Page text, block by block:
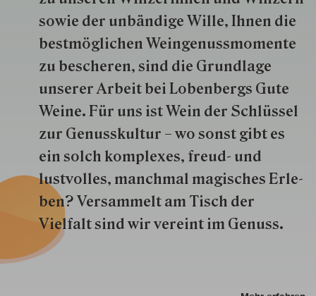
so­wie der un­bän­dige Wille, Ihnen die
best­mög­lich­en Wein­genuss­momente
zu besche­ren, sind die Grund­lage
unserer Arbeit bei Lobenbergs Gute
Weine. Für uns ist Wein der Schlüs­sel
zur Genuss­kultur – wo sonst gibt es
ein solch kom­plexes, freud- und
lustvolles, manchmal ma­gisch­es Er­le­
ben? Versammelt am Tisch der
Vielfalt sind wir ver­eint im Genuss.